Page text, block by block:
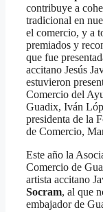
contribuye a
tradicional en
el comercio, y a
premiados y
que fue
accitano Jesús
estuvieron
Comercio del
Guadix, Iván
presidenta de la
de Comercio,
Este año la
Comercio de
artista accitano
Socram, al que
embajador de